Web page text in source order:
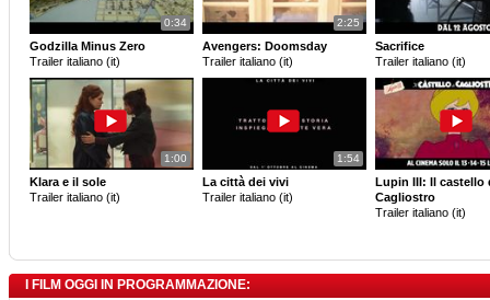
0:34
Godzilla Minus Zero
Trailer italiano (it)
2:25
Avengers: Doomsday
Trailer italiano (it)
Sacrifice
Trailer italiano (it)
1:00
Klara e il sole
Trailer italiano (it)
1:54
La città dei vivi
Trailer italiano (it)
Lupin III: Il castello
Cagliostro
Trailer italiano (it)
I FILM OGGI IN PROGRAMMAZIONE: